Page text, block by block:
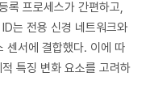
록 프로세스가 간편하고,
는 전용 신경 네트워크와
센서에 결합했다. 이에 따
특징 변화 요소를 고려하